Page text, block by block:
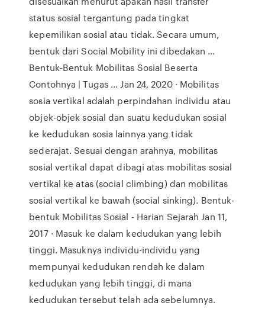
status sosial tergantung pada tingkat
kepemilikan sosial atau tidak. Secara umum,
bentuk dari Social Mobility ini dibedakan …
Bentuk-Bentuk Mobilitas Sosial Beserta
Contohnya | Tugas ... Jan 24, 2020 · Mobilitas
sosia vertikal adalah perpindahan individu atau
objek-objek sosial dan suatu kedudukan sosial
ke kedudukan sosia lainnya yang tidak
sederajat. Sesuai dengan arahnya, mobilitas
sosial vertikal dapat dibagi atas mobilitas sosial
vertikal ke atas (social climbing) dan mobilitas
sosial vertikal ke bawah (social sinking). Bentuk-
bentuk Mobilitas Sosial - Harian Sejarah Jan 11,
2017 · Masuk ke dalam kedudukan yang lebih
tinggi. Masuknya individu-individu yang
mempunyai kedudukan rendah ke dalam
kedudukan yang lebih tinggi, di mana
kedudukan tersebut telah ada sebelumnya.